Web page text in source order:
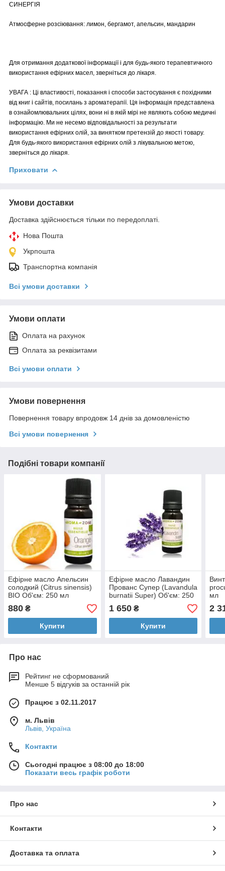
СИНЕРГІЯ
Атмосферне розсіювання: лимон, бергамот, апельсин, мандарин
Для отримання додаткової інформації і для будь-якого терапевтичного
використання ефірних масел, зверніться до лікаря.
УВАГА : Ці властивості, показання і способи застосування є похідними
від книг і сайтів, посилань з ароматерапії. Ця інформація представлена
в ознайомлювальних цілях, вони ні в якій мірі не являють собою медичні
інформацію. Ми не несемо відповідальності за результати
використання ефірних олій, за винятком претензій до якості товару.
Для будь-якого використання ефірних олій з лікувальною метою,
зверніться до лікаря.
Приховати
Умови доставки
Доставка здійснюється тільки по передоплаті.
Нова Пошта
Укрпошта
Транспортна компанія
Всі умови доставки
Умови оплати
Оплата на рахунок
Оплата за реквізитами
Всі умови оплати
Умови повернення
Повернення товару впродовж 14 днів за домовленістю
Всі умови повернення
Подібні товари компанії
Ефірне масло Апельсин
солодкий (Citrus sinensis)
BIO Об'єм: 250 мл
880 ₴
Купити
Ефірне масло Лавандин
Прованс Супер (Lavandula
burnatii Super) Об'єм: 250
мл
1 650₴
Купити
мл
2
Про нас
Рейтинг не сформований
Менше 5 відгуків за останній рік
Працює з 02.11.2017
м. Львів
Львів, Україна
Контакти
Сьогодні працює з 08:00 до 18:00
Показати весь графік роботи
Про нас
Контакти
Доставка та оплата